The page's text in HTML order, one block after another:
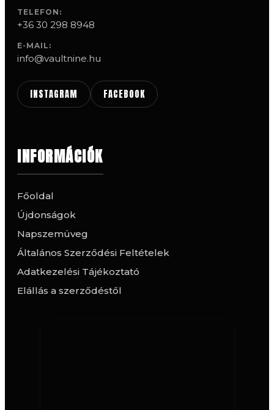
TELEFON:
+36 30 298 8948
E-MAIL:
info@vaultnine.hu
INSTAGRAM FACEBOOK
INFORMÁCIÓK
Főoldal
Újdonságok
Napszemüveg
Általános Szerződési Feltételek
Adatkezelési Tájékoztató
Elállás a szerződéstől